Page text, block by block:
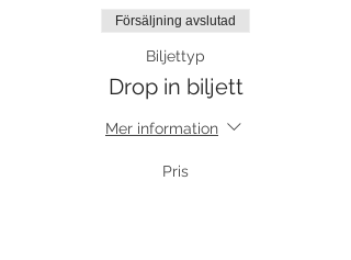
Försäljning avslutad
Biljettyp
Drop in biljett
Mer information
Pris